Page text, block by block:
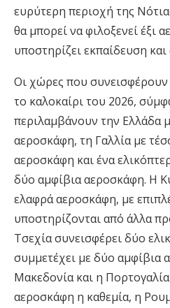
ευρύτερη περιοχή της
θα μπορεί να φιλοξενεί έξι
υποστηρίζει εκπαίδευση και
Οι χώρες που συνεισφέρουν
το καλοκαίρι του 2026,
περιλαμβάνουν την Ελλάδα
αεροσκάφη, τη Γαλλία με
αεροσκάφη και ένα
δύο αμφίβια αεροσκάφη. Η
ελαφρά αεροσκάφη, με
υποστηρίζονται από άλλα
Τσεχία συνεισφέρει δύο
συμμετέχει με δύο αμφίβια
Μακεδονία και η
αεροσκάφη η καθεμία, η